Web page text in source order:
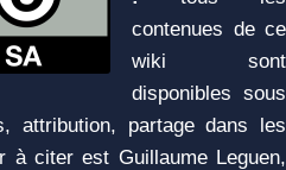
contenues de ce
wiki sont
disponibles sous
attribution, partage dans les
à citer est Guillaume Leguen,